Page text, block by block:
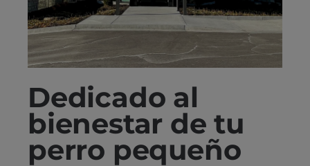
Dedicado al
bienestar de tu
perro pequeño